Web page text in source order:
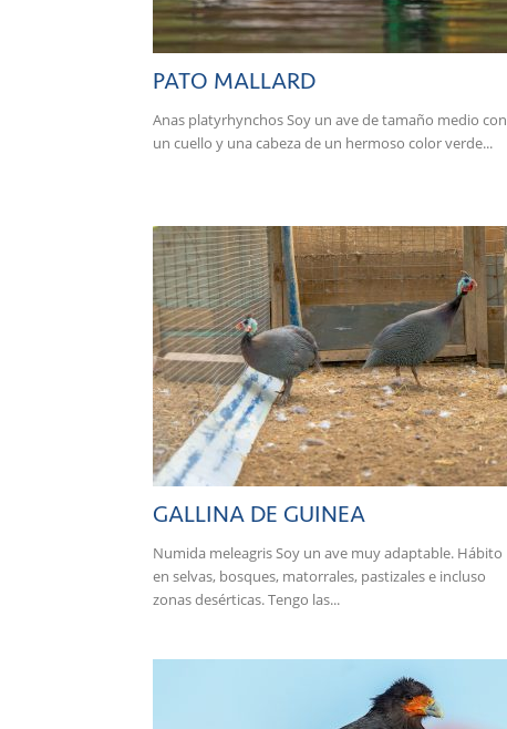
PATO MALLARD
Anas platyrhynchos Soy un ave de tamaño medio con
un cuello y una cabeza de un hermoso color verde...
GALLINA DE GUINEA
Numida meleagris Soy un ave muy adaptable. Hábito
en selvas, bosques, matorrales, pastizales e incluso
zonas desérticas. Tengo las...